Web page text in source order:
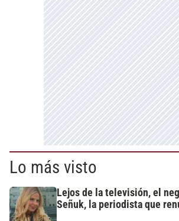
Lo más visto
Lejos de la televisión, el
Señuk, la periodista que